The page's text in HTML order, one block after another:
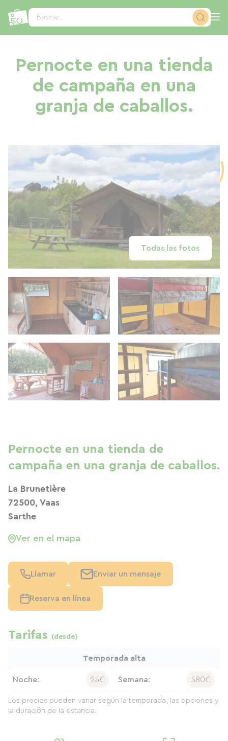
Buscar...
Pernocte en una tienda
de campaña en una
granja de caballos.
Todas las fotos
Pernocte en una tienda de
campaña en una granja de caballos.
La Brunetière
72500, Vaas
Sarthe
Ver en el mapa
Llamar Enviar un mensaje
Reserva en línea
Tarifas (desde)
Temporada alta
Noche: 25€ Semana: 580€
Los precios pueden variar según la temporada, las opciones y
la duración de la estancia.
Panel de gestión de cookies